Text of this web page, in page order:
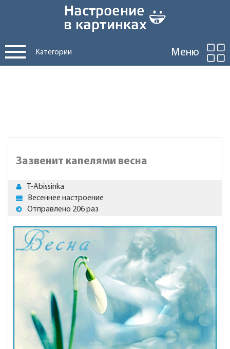
Категории Меню
Зазвенит капелями весна
T-Abissinka
Весеннее настроение
Отправлено 206 раз